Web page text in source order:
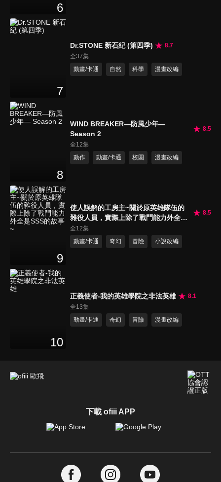
6
7
Dr.STONE 新石紀 (第四季)
8.7
全37集
動畫/卡通
自然 科學 漫畫改編
8
WIND BREAKER—防風少年—
Season 2
8.5
全12集
動作
動畫/卡通 校園 漫畫改編
9
使人誤解的工房主~關於原英雄隊伍的
雜役人員，實際上除了戰鬥能力外全是
SSS的故事~
8.5
全12集
動畫/卡通
奇幻 冒險 小說改編
10
正義使者-我的英雄學院之非法英雄
8.1
全13集
動畫/卡通
奇幻 冒險 漫畫改編
下載 ofiii APP